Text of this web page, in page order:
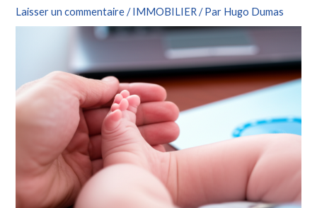
Laisser un commentaire /IMMOBILIER/ Par Hugo Dumas